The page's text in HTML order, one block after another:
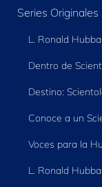
Series Originales
L. Ronald
Dentro de
Destino:
Conoce a un
Voces para la
L. Ronald